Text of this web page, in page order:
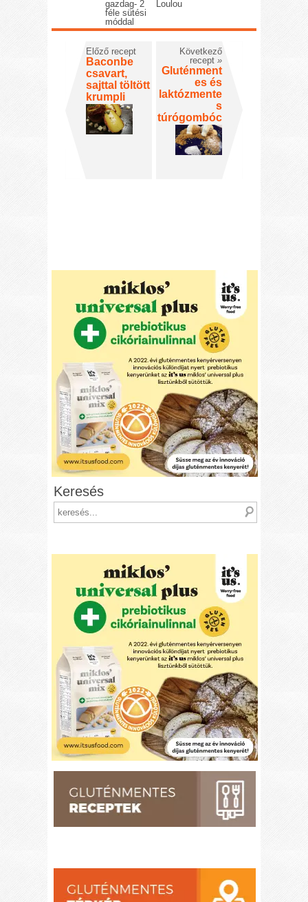
gazdag- 2
féle sütési
móddal
Loulou
Előző recept
Baconbe
csavart,
sajttal töltött
krumpli
Következő
recept »
Gluténment
es és
laktózmente
s
túrógombóc
Keresés